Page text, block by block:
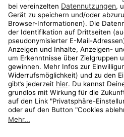
Aktionen
Travel